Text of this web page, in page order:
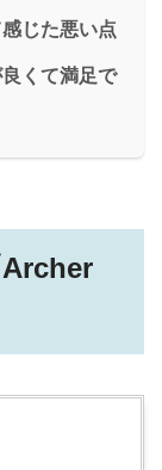
じた悪い点
くて満足で